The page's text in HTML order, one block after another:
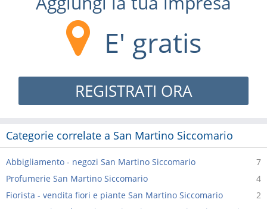
E' gratis
REGISTRATI ORA
Categorie correlate a San Martino Siccomario
7
Abbigliamento - negozi San Martino Siccomario
4
Profumerie San Martino Siccomario
2
Fiorista - vendita fiori e piante San Martino Siccomario